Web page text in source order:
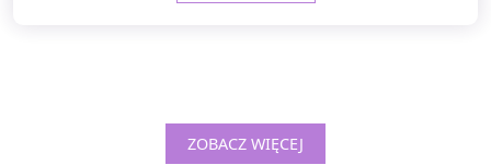
ZOBACZ WIĘCEJ